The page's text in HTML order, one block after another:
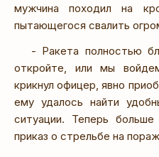
мужчина походил на
пытающегося свалить
- Ракета полностью
откройте, или мы
крикнул офицер, явно
ему удалось найти
ситуации. Теперь
приказ о стрельбе на